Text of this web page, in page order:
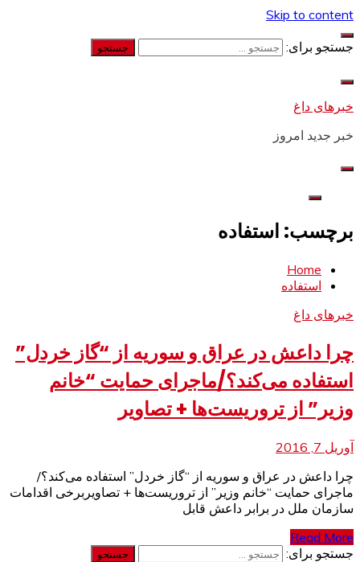
Skip to content
جستجو برای:
خبرهای داغ
خبر جدید امروز
برچسب: استفاده
Home
استفاده
خبرهای داغ
چرا داعش در عراق و سوریه از “گاز خردل”
استفاده می‌کند؟/ماجرای حمایت “خانم
وزیر” از تروریست‌ها + تصاویر
آوریل 7, 2016
چرا داعش در عراق و سوریه از “گاز خردل” استفاده می‌کند؟/
ماجرای حمایت “خانم وزیر” از تروریست‌ها + تصاویربرخی اقدامات
سازمان ملل در برابر داعش قابل
Read More
جستجو برای: